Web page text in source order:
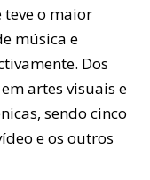
o maior
música e
Dos
artes visuais e
sendo cinco
e os outros